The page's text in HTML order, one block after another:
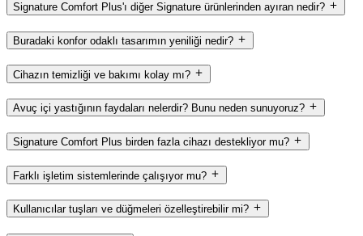
Signature Comfort Plus'ı diğer Signature ürünlerinden ayıran nedir?
Buradaki konfor odaklı tasarımın yeniliği nedir?
Cihazın temizliği ve bakımı kolay mı?
Avuç içi yastığının faydaları nelerdir? Bunu neden sunuyoruz?
Signature Comfort Plus birden fazla cihazı destekliyor mu?
Farklı işletim sistemlerinde çalışıyor mu?
Kullanıcılar tuşları ve düğmeleri özelleştirebilir mi?